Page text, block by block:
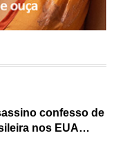
como fruto
confesso de
nos EUA